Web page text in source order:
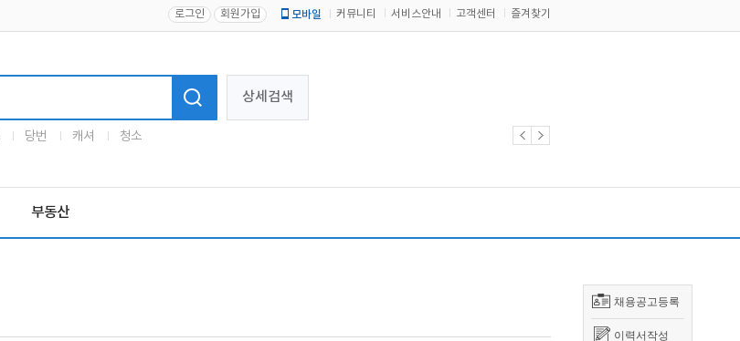
로그인 회원가입 모바일 커뮤니티 서비스안내 고객센터 즐겨찾기
상세검색
당번 캐셔 청소
부동산
채용공고등록
이력서작성